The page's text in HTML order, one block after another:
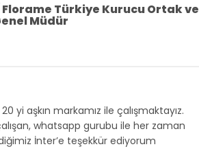
Türkiye Kurucu Ortak ve
Müdür
yi aşkın markamız ile çalışmaktayız.
whatsapp gurubu ile her zaman
İnter’e teşekkür ediyorum